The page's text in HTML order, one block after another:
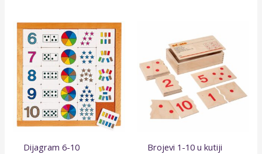
Dijagram 6-10 Brojevi 1-10 u kutiji